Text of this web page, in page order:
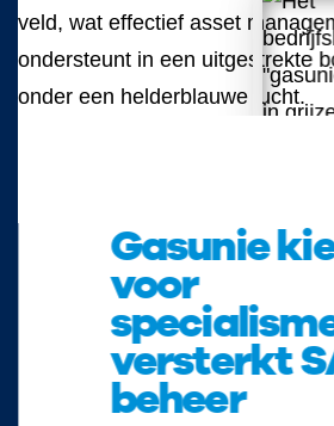
Gasunie
voor
versterkt
beheer